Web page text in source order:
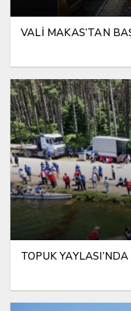
VALİ MAKAS’TAN
TOPUK